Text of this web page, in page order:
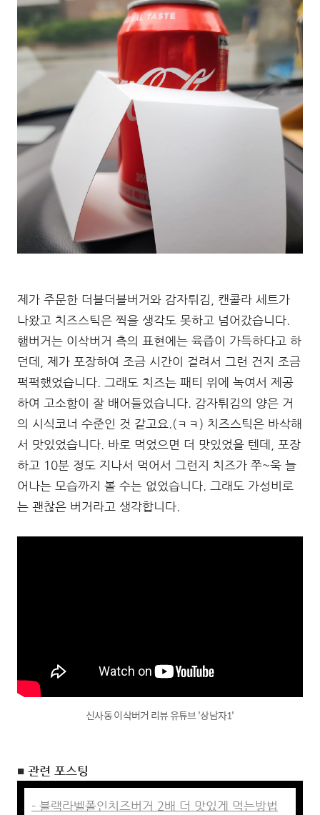
제가 주문한 더블더블버거와 감자튀김, 캔콜라 세트가
나왔고 치즈스틱은 찍을 생각도 못하고 넘어갔습니다.
햄버거는 이삭버거 측의 표현에는 육즙이 가득하다고 하
던데, 제가 포장하여 조금 시간이 걸려서 그런 건지 조금
퍽퍽했었습니다. 그래도 치즈는 패티 위에 녹여서 제공
하여 고소함이 잘 배어들었습니다. 감자튀김의 양은 거
의 시식코너 수준인 것 같고요.(ㅋㅋ) 치즈스틱은 바삭해
서 맛있었습니다. 바로 먹었으면 더 맛있었을 텐데, 포장
하고 10분 정도 지나서 먹어서 그런지 치즈가 쭈~욱 늘
어나는 모습까지 볼 수는 없었습니다. 그래도 가성비로
는 괜찮은 버거라고 생각합니다.
신사동 이삭버거 리뷰 유튜브 '상남자1'
■ 관련 포스팅
- 블랙라벨폴인치즈버거 2배 더 맛있게 먹는방법